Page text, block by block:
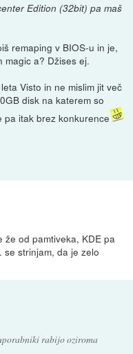
Edition (32bit) pa maš
remaping v BIOS-u in je,
magic a? Džises ej.
Visto in ne mislim jit več
disk na katerem so
pa itak brez konkurence
že od pamtiveka, KDE pa
strinjam, da je zelo
rabijo oziroma